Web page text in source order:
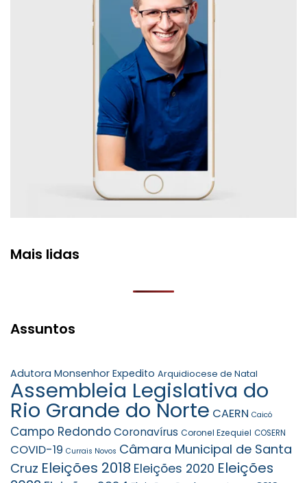
Mais lidas
Assuntos
Adutora Monsenhor Expedito Arquidiocese de Natal
Assembleia Legislativa do
Rio Grande do Norte CAERN Caicó
Campo RedondoCoronavírus Coronel Ezequiel COSERN
COVID-19 Currais Novos Câmara Municipal de Santa
Cruz Eleições 2018 Eleições 2020 Eleições